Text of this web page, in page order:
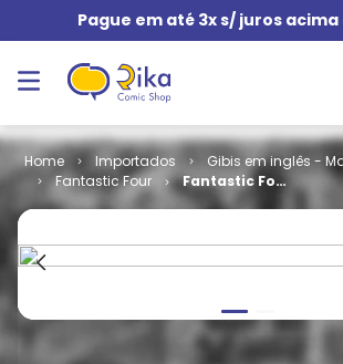
Pague em até 3x s/ juros acima
Importados
Gibis em inglês -
Fantastic Four
Fantastic Four
- Volume 1 #